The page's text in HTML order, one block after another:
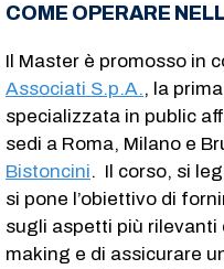
COME OPERARE
Il Master è promosso in
Associati S.p.A., la
specializzata in public
sedi a Roma, Milano e
Bistoncini. Il corso, si
si pone l’obiettivo di
sugli aspetti più rilevanti
making e di assicurare